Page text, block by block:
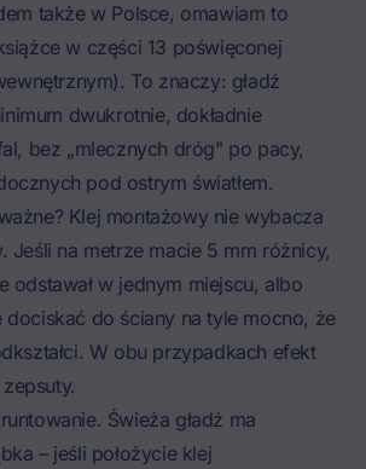
także w Polsce, omawiam to
w części 13 poświęconej
To znaczy: gładź
dwukrotnie, dokładnie
bez „mlecznych dróg" po pacy,
pod ostrym światłem.
Klej montażowy nie wybacza
Jeśli na metrze macie 5 mm różnicy,
odstawał w jednym miejscu, albo
do ściany na tyle mocno, że
W obu przypadkach efekt
Świeża gładź ma
– jeśli położycie klej